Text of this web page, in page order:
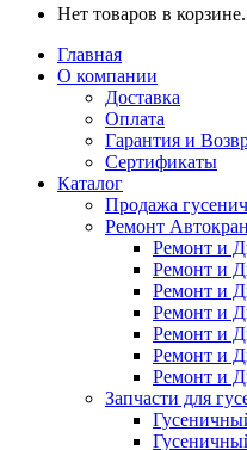
Нет товаров в корзине.
Главная
О компании
Доставка
Оплата
Гарантия и
Сертификаты
Каталог
Продажа
Ремонт
Ремонт и
Ремонт и
Ремонт и
Ремонт и
Ремонт и
Ремонт и
Ремонт и
Запчасти для